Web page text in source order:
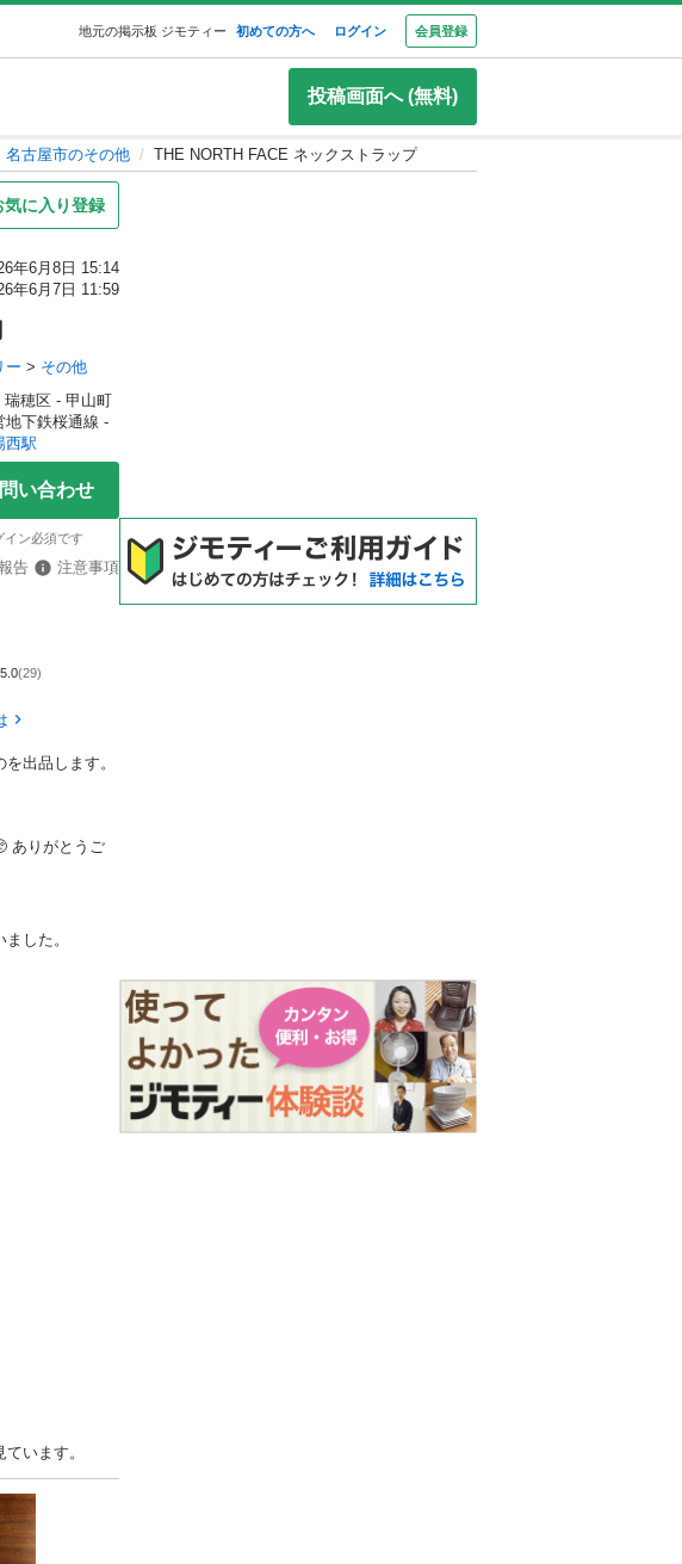
地元の掲示板 ジモティー 初めての方へ ログイン 会員登録
投稿画面へ (無料)
名古屋市のその他 THE NORTH FACE ネックストラップ
気に入り登録
年6月8日 15:14
年6月7日 11:59
ー > その他
瑞穂区 - 甲山町
西駅
い合わせ
ン必須です
告
注意事項
5.0(29)
出品します。
ありがとうご
した。
います。